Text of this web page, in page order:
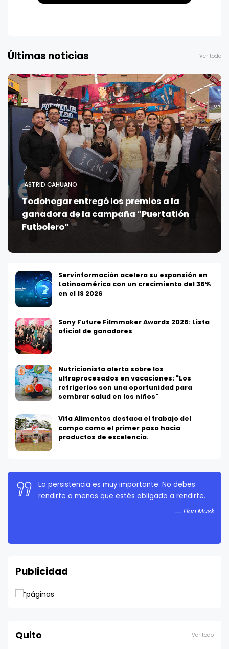
Últimas noticias Ver todo
ASTRID CAHUANO
Todohogar entregó los premios a la
ganadora de la campaña “Puertatlón
Futbolero”
Servinformación acelera su expansión en
Latinoamérica con un crecimiento del 36%
en el 1S 2026
Sony Future Filmmaker Awards 2026: Lista
oficial de ganadores
Nutricionista alerta sobre los
ultraprocesados en vacaciones: "Los
refrigerios son una oportunidad para
sembrar salud en los niños"
Vita Alimentos destaca el trabajo del
campo como el primer paso hacia
productos de excelencia.
La persistencia es muy importante. No debes
rendirte a menos que estés obligado a rendirte.
Elon Musk
Publicidad
Quito Ver todo